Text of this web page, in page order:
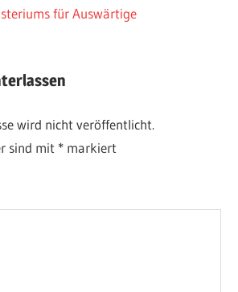
für Auswärtige
wird nicht veröffentlicht.
sind mit * markiert